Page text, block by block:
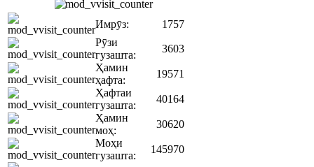
Имрӯз:
1757
Рӯзи
гузашта:
3603
Ҳамин
ҳафта:
19571
Ҳафтаи
гузашта:
40164
Ҳамин
моҳ:
30620
Моҳи
гузашта:
145970